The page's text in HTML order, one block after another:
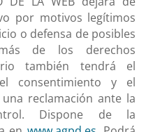
por motivos legítimos
o defensa de posibles
de los derechos
también tendrá el
consentimiento y el
reclamación ante la
Dispone de la